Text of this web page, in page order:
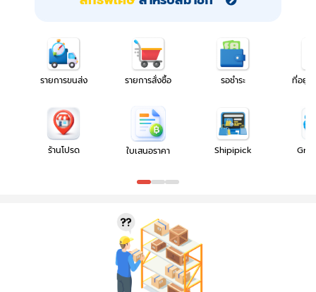
รายการขนส่ง รายการสั่งซื้อ รอชำระ ที่อยู่โ
ร้านโปรด ใบเสนอราคา Shipipick